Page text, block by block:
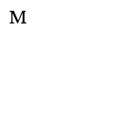
M